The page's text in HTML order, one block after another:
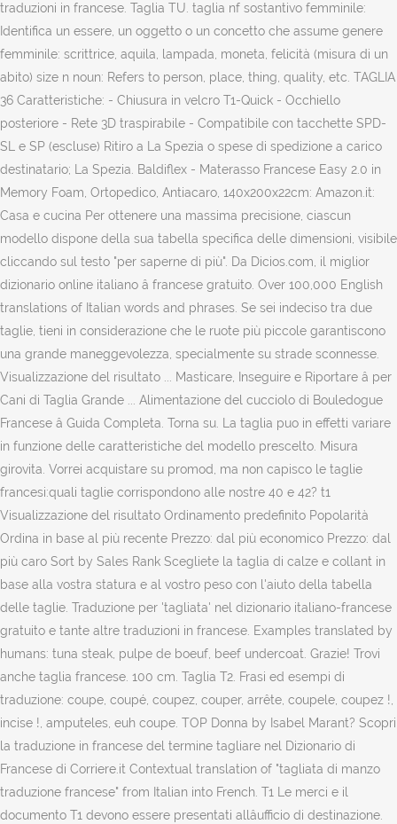
traduzioni in francese. Taglia TU. taglia nf sostantivo femminile:
Identifica un essere, un oggetto o un concetto che assume genere
femminile: scrittrice, aquila, lampada, moneta, felicità (misura di un
abito) size n noun: Refers to person, place, thing, quality, etc. TAGLIA
36 Caratteristiche: - Chiusura in velcro T1-Quick - Occhiello
posteriore - Rete 3D traspirabile - Compatibile con tacchette SPD-
SL e SP (escluse) Ritiro a La Spezia o spese di spedizione a carico
destinatario; La Spezia. Baldiflex - Materasso Francese Easy 2.0 in
Memory Foam, Ortopedico, Antiacaro, 140x200x22cm: Amazon.it:
Casa e cucina Per ottenere una massima precisione, ciascun
modello dispone della sua tabella specifica delle dimensioni, visibile
cliccando sul testo "per saperne di più". Da Dicios.com, il miglior
dizionario online italiano â francese gratuito. Over 100,000 English
translations of Italian words and phrases. Se sei indeciso tra due
taglie, tieni in considerazione che le ruote più piccole garantiscono
una grande maneggevolezza, specialmente su strade sconnesse.
Visualizzazione del risultato ... Masticare, Inseguire e Riportare â per
Cani di Taglia Grande ... Alimentazione del cucciolo di Bouledogue
Francese â Guida Completa. Torna su. La taglia puo in effetti variare
in funzione delle caratteristiche del modello prescelto. Misura
girovita. Vorrei acquistare su promod, ma non capisco le taglie
francesi:quali taglie corrispondono alle nostre 40 e 42? t1
Visualizzazione del risultato Ordinamento predefinito Popolarità
Ordina in base al più recente Prezzo: dal più economico Prezzo: dal
più caro Sort by Sales Rank Scegliete la taglia di calze e collant in
base alla vostra statura e al vostro peso con l'aiuto della tabella
delle taglie. Traduzione per 'tagliata' nel dizionario italiano-francese
gratuito e tante altre traduzioni in francese. Examples translated by
humans: tuna steak, pulpe de boeuf, beef undercoat. Grazie! Trovi
anche taglia francese. 100 cm. Taglia T2. Frasi ed esempi di
traduzione: coupe, coupé, coupez, couper, arrête, coupele, coupez !,
incise !, amputeles, euh coupe. TOP Donna by Isabel Marant? Scopri
la traduzione in francese del termine tagliare nel Dizionario di
Francese di Corriere.it Contextual translation of "tagliata di manzo
traduzione francese" from Italian into French. T1 Le merci e il
documento T1 devono essere presentati allâufficio di destinazione.